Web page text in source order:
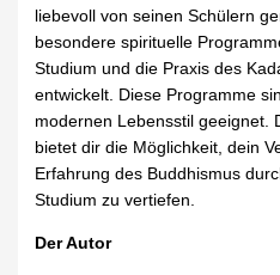
liebevoll von seinen Schülern
besondere spirituelle
Studium und die Praxis des
entwickelt. Diese Programme
modernen Lebensstil geeignet.
bietet dir die Möglichkeit, dein
Erfahrung des Buddhismus
Studium zu vertiefen.
Der Autor